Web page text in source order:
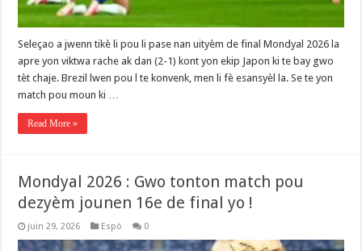
Seleçao a jwenn tikè li pou li pase nan uityèm de final Mondyal 2026 la
apre yon viktwa rache ak dan (2-1) kont yon ekip Japon ki te bay gwo
tèt chaje. Brezil lwen pou l te konvenk, men li fè esansyèl la. Se te yon
match pou moun ki …
Read More »
Mondyal 2026 : Gwo tonton match pou
dezyèm jounen 16e de final yo !
juin 29, 2026 Espò 0